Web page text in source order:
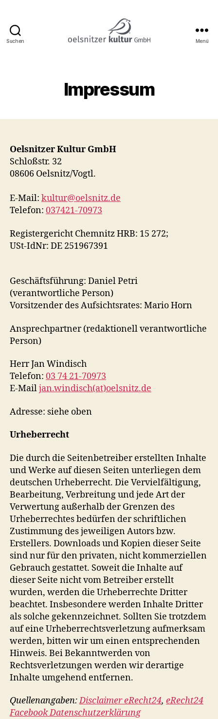
Suchen Menü
Impressum
Oelsnitzer Kultur GmbH
Schloßstr. 32
08606 Oelsnitz/Vogtl.
E-Mail: kultur@oelsnitz.de
Telefon: 037421-70973
Registergericht Chemnitz HRB: 15 272;
USt-IdNr: DE 251967391
Geschäftsführung: Daniel Petri
(verantwortliche Person)
Vorsitzender des Aufsichtsrates: Mario Horn
Ansprechpartner (redaktionell verantwortliche
Person)
Herr Jan Windisch
Telefon: 03 74 21-70973
E-Mailjan.windisch(at)oelsnitz.de
Adresse: siehe oben
Urheberrecht
Die durch die Seitenbetreiber erstellten Inhalte
und Werke auf diesen Seiten unterliegen dem
deutschen Urheberrecht. Die Vervielfältigung,
Bearbeitung, Verbreitung und jede Art der
Verwertung außerhalb der Grenzen des
Urheberrechtes bedürfen der schriftlichen
Zustimmung des jeweiligen Autors bzw.
Erstellers. Downloads und Kopien dieser Seite
sind nur für den privaten, nicht kommerziellen
Gebrauch gestattet. Soweit die Inhalte auf
dieser Seite nicht vom Betreiber erstellt
wurden, werden die Urheberrechte Dritter
beachtet. Insbesondere werden Inhalte Dritter
als solche gekennzeichnet. Sollten Sie trotzdem
auf eine Urheberrechtsverletzung aufmerksam
werden, bitten wir um einen entsprechenden
Hinweis. Bei Bekanntwerden von
Rechtsverletzungen werden wir derartige
Inhalte umgehend entfernen.
Quellenangaben:Disclaimer eRecht24, eRecht24
Facebook Datenschutzerklärung